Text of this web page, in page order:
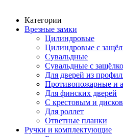
Категории
Врезные замки
Цилиндровые
Цилиндровые с
Сувальдные
Сувальдные с
Для дверей из
Противопожарные и
Для финских дверей
С крестовым и
Для роллет
Ответные планки
Ручки и комплектующие